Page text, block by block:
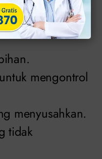
mencapai
mengontrol
menyusahkan.
tidak